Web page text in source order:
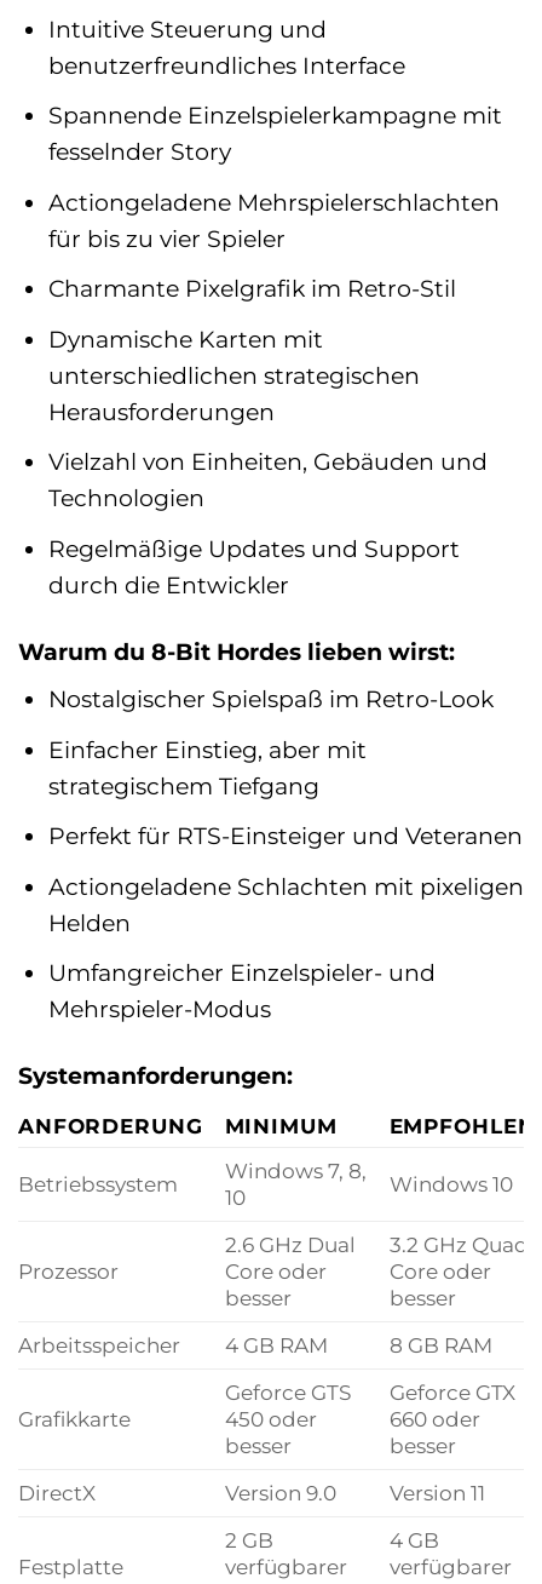
Intuitive Steuerung und
benutzerfreundliches Interface
Spannende Einzelspielerkampagne mit
fesselnder Story
Actiongeladene Mehrspielerschlachten
für bis zu vier Spieler
Charmante Pixelgrafik im Retro-Stil
Dynamische Karten mit
unterschiedlichen strategischen
Herausforderungen
Vielzahl von Einheiten, Gebäuden und
Technologien
Regelmäßige Updates und Support
durch die Entwickler
Warum du 8-Bit Hordes lieben wirst:
Nostalgischer Spielspaß im Retro-Look
Einfacher Einstieg, aber mit
strategischem Tiefgang
Perfekt für RTS-Einsteiger und Veteranen
Actiongeladene Schlachten mit pixeligen
Helden
Umfangreicher Einzelspieler- und
Mehrspieler-Modus
Systemanforderungen:
ANFORDERUNG MINIMUM EMPFOHLEN
Betriebssystem
Windows 7, 8,
10
Windows 10
Prozessor
2.6 GHz Dual
Core oder
besser
3.2 GHz Quad
Core oder
besser
Arbeitsspeicher
4 GB RAM 8 GB RAM
Grafikkarte
Geforce GTS
450 oder
besser
Geforce GTX
660 oder
besser
DirectX
Version 9.0 Version 11
Festplatte
2 GB
verfügbarer
4 GB
verfügbarer